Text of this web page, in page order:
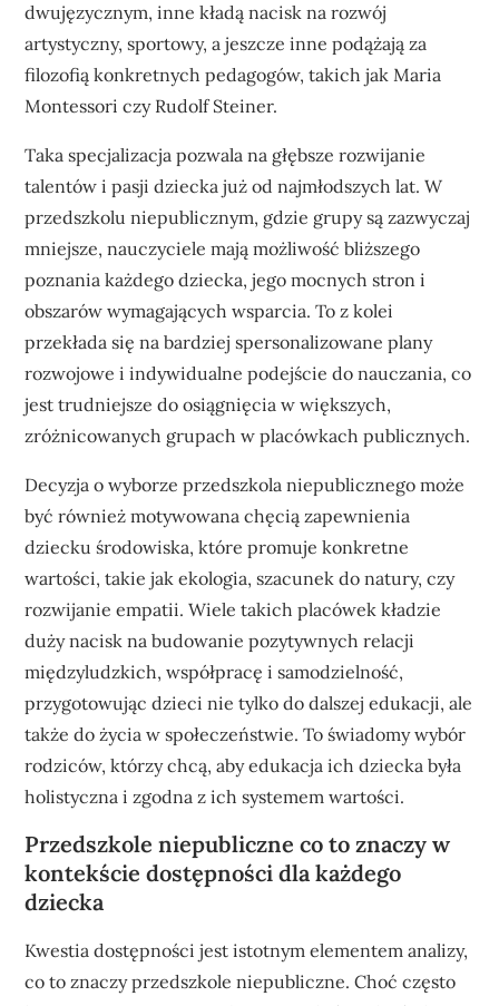
dwujęzycznym, inne kładą nacisk na rozwój
artystyczny, sportowy, a jeszcze inne podążają za
filozofią konkretnych pedagogów, takich jak Maria
Montessori czy Rudolf Steiner.
Taka specjalizacja pozwala na głębsze rozwijanie
talentów i pasji dziecka już od najmłodszych lat. W
przedszkolu niepublicznym, gdzie grupy są zazwyczaj
mniejsze, nauczyciele mają możliwość bliższego
poznania każdego dziecka, jego mocnych stron i
obszarów wymagających wsparcia. To z kolei
przekłada się na bardziej spersonalizowane plany
rozwojowe i indywidualne podejście do nauczania, co
jest trudniejsze do osiągnięcia w większych,
zróżnicowanych grupach w placówkach publicznych.
Decyzja o wyborze przedszkola niepublicznego może
być również motywowana chęcią zapewnienia
dziecku środowiska, które promuje konkretne
wartości, takie jak ekologia, szacunek do natury, czy
rozwijanie empatii. Wiele takich placówek kładzie
duży nacisk na budowanie pozytywnych relacji
międzyludzkich, współpracę i samodzielność,
przygotowując dzieci nie tylko do dalszej edukacji, ale
także do życia w społeczeństwie. To świadomy wybór
rodziców, którzy chcą, aby edukacja ich dziecka była
holistyczna i zgodna z ich systemem wartości.
Przedszkole niepubliczne co to znaczy w
kontekście dostępności dla każdego
dziecka
Kwestia dostępności jest istotnym elementem analizy,
co to znaczy przedszkole niepubliczne. Choć często